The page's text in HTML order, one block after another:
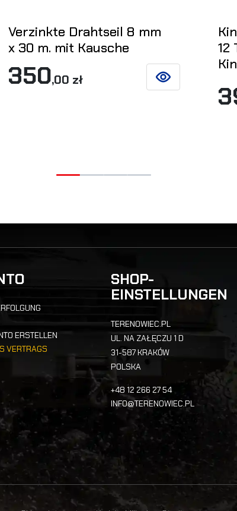
Verzinkte Drahtseil 8 mm
x 30 m. mit Kausche
350,00 zł SIEHE DETAILS
12
ERSTELLEN
VERTRAGS
SHOP-
EINSTELLUNGEN
TERENOWIEC.PL
UL. NA ZAŁĘCZU 1 D
31-587 KRAKÓW
POLSKA
+48 12 266 27 54
INFO@TERENOWIEC.PL